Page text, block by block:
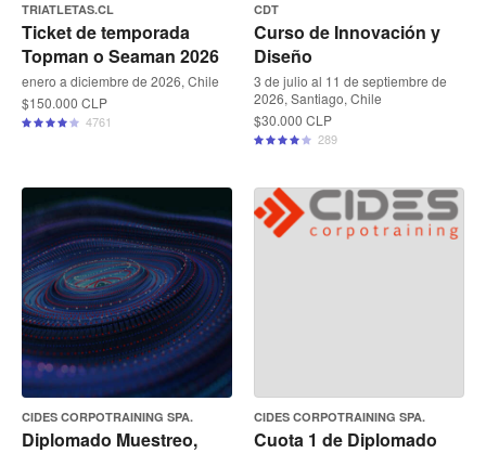
TRIATLETAS.CL
Ticket de temporada
Topman o Seaman 2026
enero a diciembre de 2026, Chile
$150.000 CLP
4761
CDT
Curso de Innovación y
Diseño
3 de julio al 11 de septiembre de
2026, Santiago, Chile
$30.000 CLP
289
CIDES CORPOTRAINING SPA.
Diplomado Muestreo,
CIDES CORPOTRAINING SPA.
Cuota 1 de Diplomado